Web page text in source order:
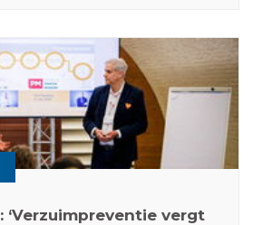
‘Verzuimpreventie vergt